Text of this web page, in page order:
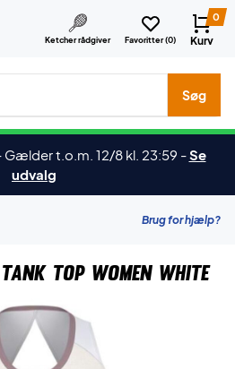
Ketcher rådgiver Favoritter (0)
0
Kurv
mærker etc.
Søg
Gælder t.o.m. 12/8 kl. 23:59 -Se
udvalg
Brug for hjælp?
Top Women White